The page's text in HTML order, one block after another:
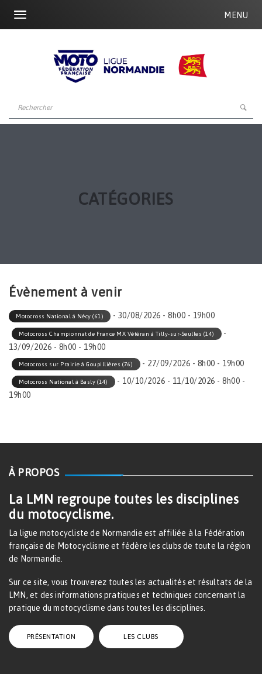
MENU
CATÉGORIES
Évènement à venir
Motocross National à Nécy (61) - 30/08/2026 - 8h00 - 19h00
Motocross Championnat de France MX Vétéran à Tilly-sur-Seulles (14)
-
13/09/2026 - 8h00 - 19h00
Motocross sur Prairie à Goupillières (76) - 27/09/2026 - 8h00 - 19h00
Motocross National à Basly (14)
- 10/10/2026 - 11/10/2026 - 8h00 -
19h00
À PROPOS
La LMN regroupe toutes les disciplines
du motocyclisme.
La ligue motocycliste de Normandie est affiliée à la Fédération
française de Motocyclisme et fédère les clubs de toute la région
de Normandie.
Sur ce site, vous trouverez toutes les actualités et résultats de la
LMN, et des informations pratiques et techniques concernant la
pratique du motocyclisme dans toutes les disciplines.
PRÉSENTATION LES CLUBS